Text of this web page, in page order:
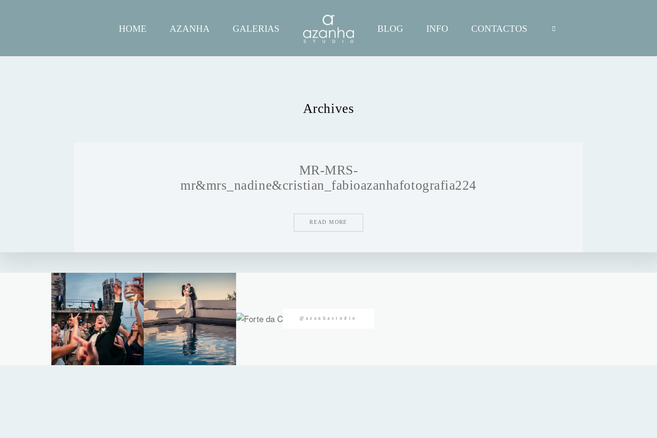
HOME AZANHA GALERIAS BLOG INFO CONTACTOS
Archives
MR-MRS-
mr&mrs_nadine&cristian_fabioazanhafotografia224
READ MORE
@azanhastudio